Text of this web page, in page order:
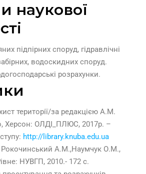
наукової
підпірних споруд, гідравлічні
водоскидних споруд.
розрахунки.
території/за редакцією А.М.
Херсон: ОЛДІ_ПЛЮС, 2017р. –
http://library.knuba.edu.ua
А.М.,Наумчук О.М.,
НУВГП, 2010.- 172 с.